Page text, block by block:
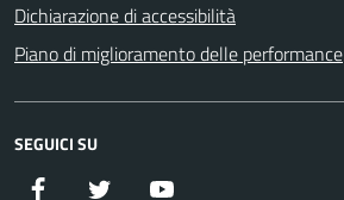
Dichiarazione di accessibilità
Piano di miglioramento delle performance
SEGUICI SU
Facebook Twitter